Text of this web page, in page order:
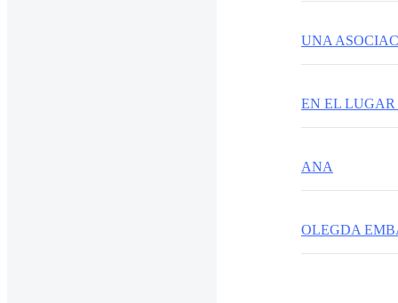
UNA
EN EL
ANA
OLEGDA